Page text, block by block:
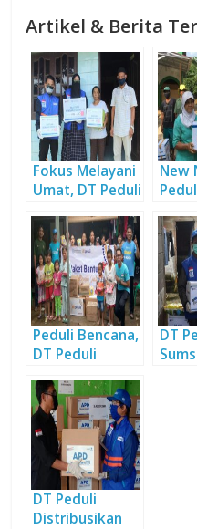
Artikel & Berita
Fokus Melayani
Umat, DT Peduli
bagi Sembako
New
Peduli Bencana,
DT Peduli
Bantuan bagi
Warga Jakarta
DT
DT Peduli
Distribusikan